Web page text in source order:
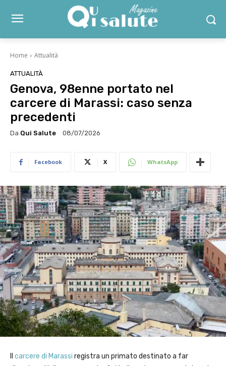
Home Attualità
ATTUALITÀ
Genova, 98enne portato nel
carcere di Marassi: caso senza
precedenti
Da Qui Salute 08/07/2026
Facebook X WhatsApp
carcere di Marassi registra un primato destinato a far